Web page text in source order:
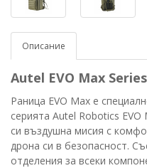
Описание
Autel EVO Max
Раница EVO Max е
серията Autel Robotics
си въздушна мисия с
дрона си в безопасност.
отделения за всеки